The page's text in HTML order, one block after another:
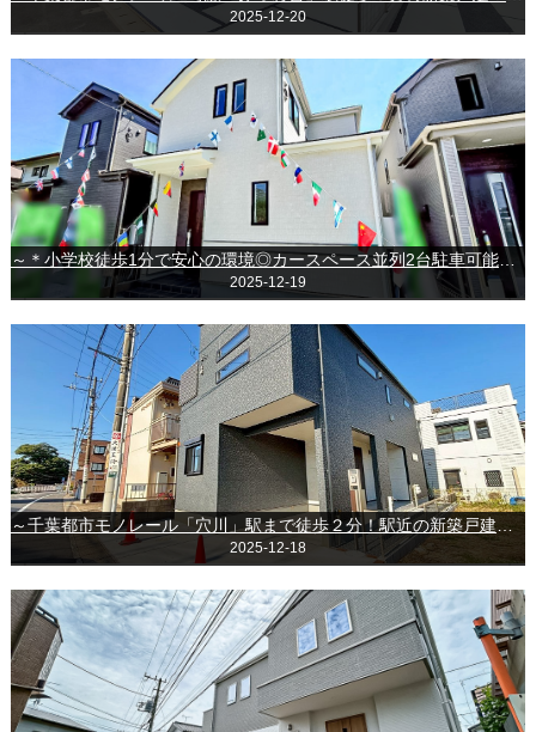
2025-12-20
～＊小学校徒歩1分で安心の環境◎カースペース並列2台駐車可能な新築戸建♪＊～◆成田市美郷台2丁目◆
2025-12-19
～千葉都市モノレール「穴川」駅まで徒歩２分！駅近の新築戸建！～＊＊千葉市稲毛区穴川町＊＊
2025-12-18